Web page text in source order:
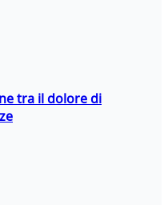
tra il dolore di